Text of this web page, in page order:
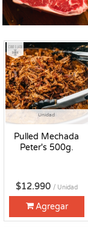
Unidad
Pulled Mechada
Peter's 500g.
Congelado
$12.990 / Unidad
Agregar